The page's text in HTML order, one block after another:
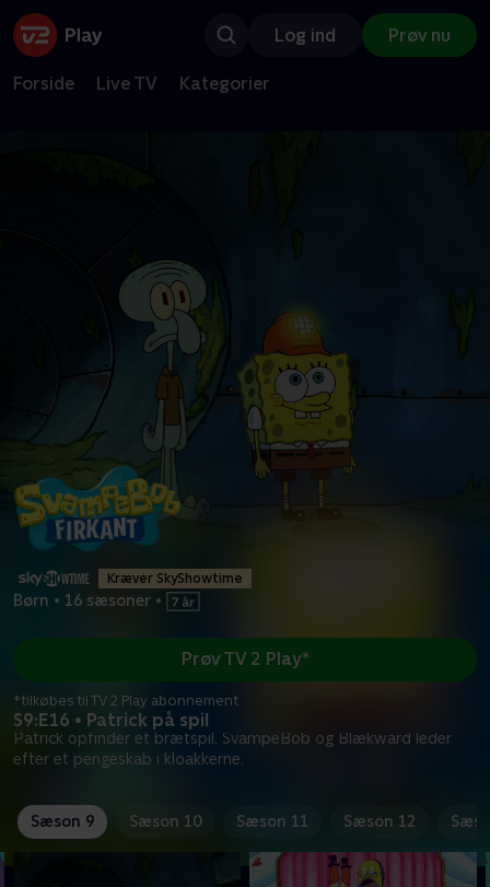
Log ind Prøv nu
Forside Live TV Kategorier
Kræver SkyShowtime
Børn • 16 sæsoner •
S9:E16 • Patrick på spil
Patrick opfinder et brætspil. SvampeBob og Blækward leder
efter et pengeskab i kloakkerne.
Prøv TV 2 Play*
*tilkøbes til TV 2 Play abonnement
Sæson 9 Sæson 10 Sæson 11 Sæson 12